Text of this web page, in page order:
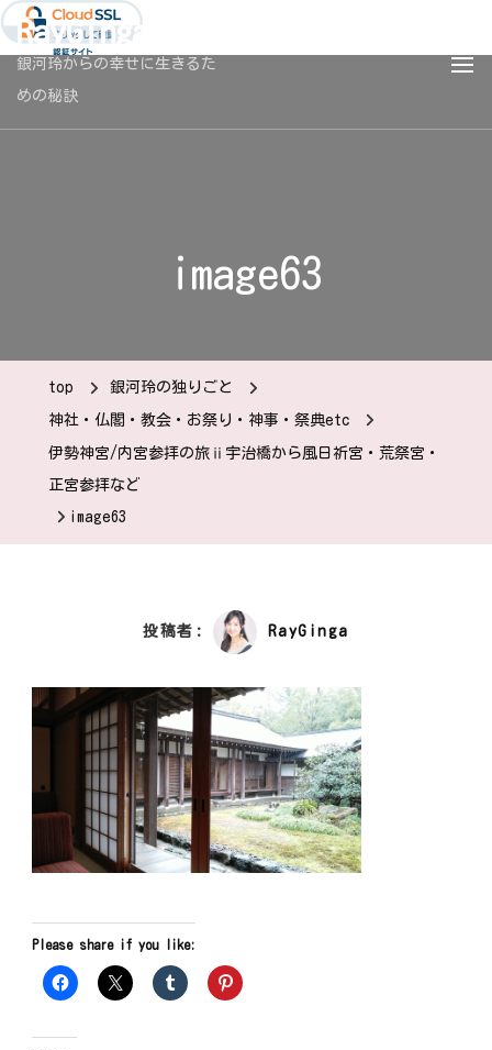
RayGingaBlog
銀河玲からの幸せに生きるた
めの秘訣
image63
top 銀河玲の独りごと
神社・仏閣・教会・お祭り・神事・祭典etc
伊勢神宮/内宮参拝の旅ⅱ宇治橋から風日祈宮・荒祭宮・
正宮参拝など
image63
投稿者: RayGinga
Please share if you like: